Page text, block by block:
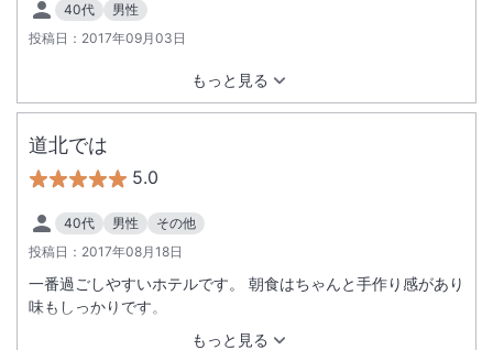
40代
男性
投稿日： 2017年09月03日
もっと見る
道北では
5.0
40代 男性
その他
投稿日： 2017年08月18日
もっと見る
一番過ごしやすいホテルです。 朝食はちゃんと手作り感があり
味もしっかりです。